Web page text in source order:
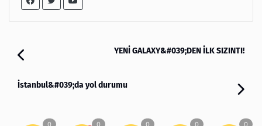
YENİ GALAXY&#039;DEN İLK SIZINTI!
İstanbul&#039;da yol durumu